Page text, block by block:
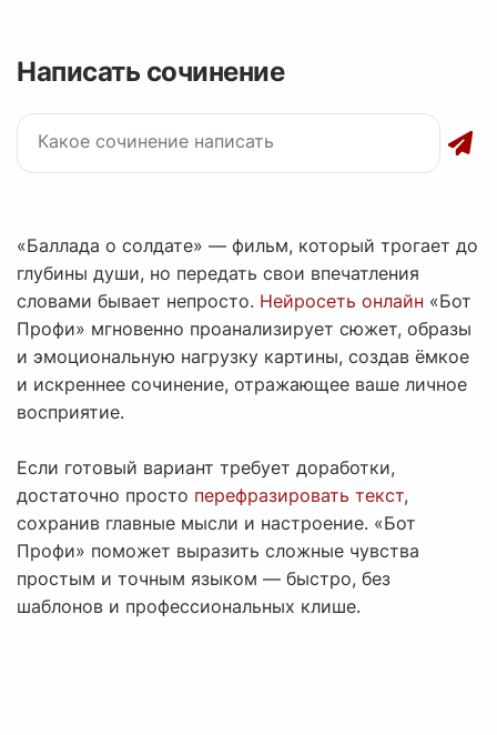
Написать сочинение
«Баллада о солдате» — фильм, который трогает до
глубины души, но передать свои впечатления
словами бывает непросто. Нейросеть онлайн «Бот
Профи» мгновенно проанализирует сюжет, образы
и эмоциональную нагрузку картины, создав ёмкое
и искреннее сочинение, отражающее ваше личное
восприятие.
Если готовый вариант требует доработки,
достаточно просто перефразировать текст,
сохранив главные мысли и настроение. «Бот
Профи» поможет выразить сложные чувства
простым и точным языком — быстро, без
шаблонов и профессиональных клише.